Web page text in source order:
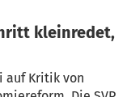
kleinredet,
auf Kritik von